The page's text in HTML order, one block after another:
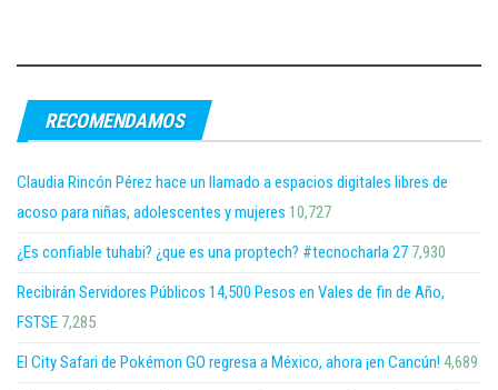
RECOMENDAMOS
Claudia Rincón Pérez hace un llamado a espacios digitales libres de
acoso para niñas, adolescentes y mujeres 10,727
¿Es confiable tuhabi? ¿que es una proptech? #tecnocharla 27 7,930
Recibirán Servidores Públicos 14,500 Pesos en Vales de fin de Año,
FSTSE 7,285
El City Safari de Pokémon GO regresa a México, ahora ¡en Cancún! 4,689